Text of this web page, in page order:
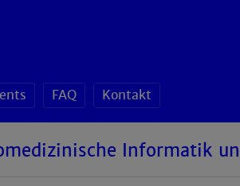
FAQ Kontakt
Informatik